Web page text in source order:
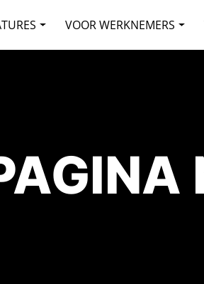
VOOR WERKNEMERS